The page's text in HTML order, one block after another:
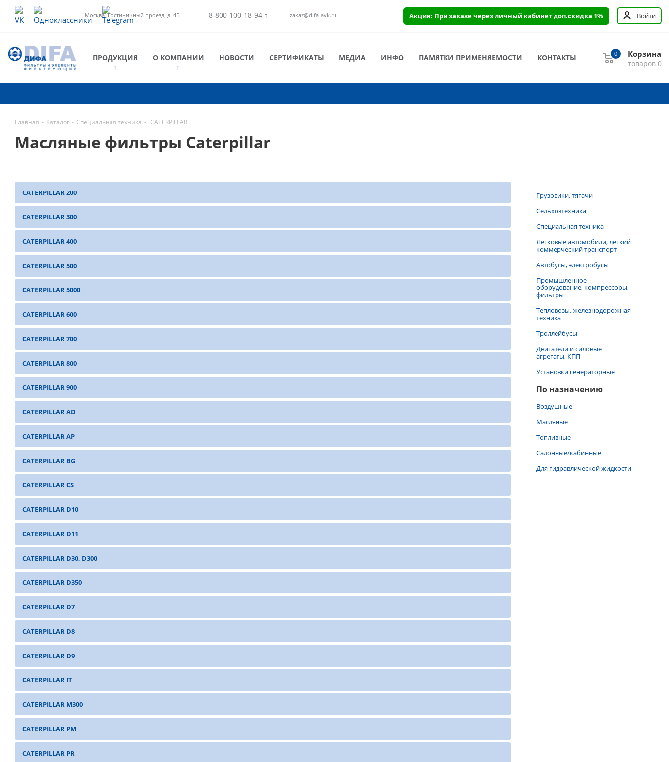
Москва, Гостиничный проезд, д. 4Б 8-800-100-18-94 zakaz@difa-avk.ru Акция: При заказе через личный кабинет доп.скидка 1% Войти
ПРОДУКЦИЯ О КОМПАНИИ НОВОСТИ СЕРТИФИКАТЫ МЕДИА ИНФО ПАМЯТКИ ПРИМЕНЯЕМОСТИ КОНТАКТЫ Корзина
товаров 0
0
Главная - Каталог - Специальная техника - CATERPILLAR
Масляные фильтры Caterpillar
CATERPILLAR 200
CATERPILLAR 300
CATERPILLAR 400
CATERPILLAR 500
CATERPILLAR 5000
CATERPILLAR 600
CATERPILLAR 700
CATERPILLAR 800
CATERPILLAR 900
CATERPILLAR AD
CATERPILLAR AP
CATERPILLAR BG
CATERPILLAR CS
CATERPILLAR D10
CATERPILLAR D11
CATERPILLAR D30, D300
CATERPILLAR D350
CATERPILLAR D7
CATERPILLAR D8
CATERPILLAR D9
CATERPILLAR IT
CATERPILLAR M300
CATERPILLAR PM
CATERPILLAR PR
Грузовики, тягачи
Сельхозтехника
Специальная техника
Легковые автомобили, легкий
коммерческий транспорт
Автобусы, электробусы
Промышленное
оборудование, компрессоры,
фильтры
Тепловозы, железнодорожная
техника
Троллейбусы
Двигатели и силовые
агрегаты, КПП
Установки генераторные
По назначению
Воздушные
Масляные
Топливные
Салонные/кабинные
Для гидравлической жидкости